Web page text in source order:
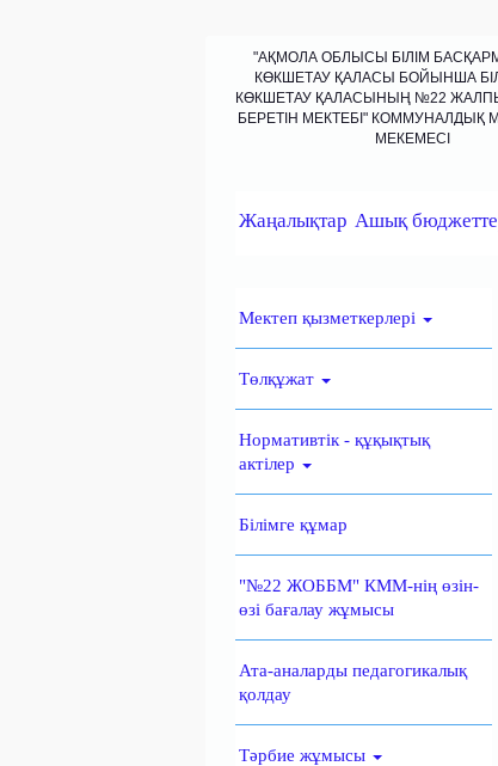
"АҚМОЛА ОБЛЫСЫ БІЛІМ
КӨКШЕТАУ ҚАЛАСЫ БОЙЫНША
КӨКШЕТАУ ҚАЛАСЫНЫҢ №22 ЖАЛПЫ
БЕРЕТІН МЕКТЕБІ" КОММУНАЛДЫҚ
МЕКЕМЕСІ
Жаңалықтар Ашық
Мектеп қызметкерлері
Төлқұжат
Нормативтік - құқықтық
актілер
Білімге құмар
"№22 ЖОББМ" КММ-нің өзін-
өзі бағалау жұмысы
Ата-аналарды педагогикалық
қолдау
Тәрбие жұмысы